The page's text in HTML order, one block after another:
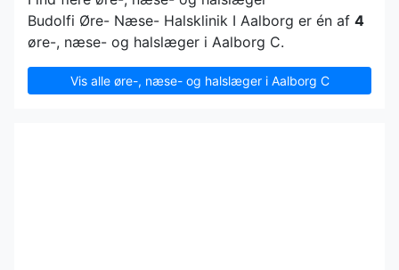
Budolfi Øre- Næse- Halsklinik I Aalborg er én af 4
øre-, næse- og halslæger i Aalborg C.
Vis alle øre-, næse- og halslæger i Aalborg C